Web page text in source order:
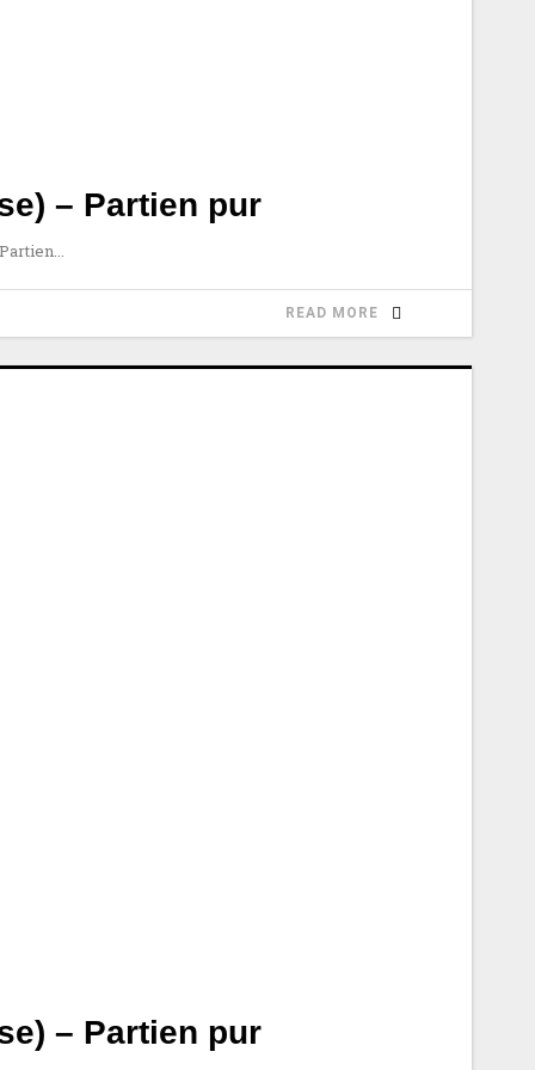
– Partien pur
READ MORE
– Partien pur